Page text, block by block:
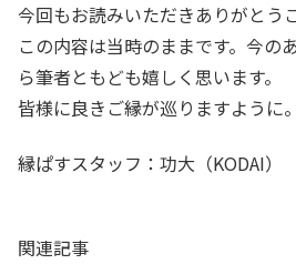
今回もお読みいただきありがとう
この内容は当時のままです。今の
ら筆者ともども嬉しく思います。
皆様に良きご縁が巡りますように。
縁ぱすスタッフ：功大（KODAI）
関連記事